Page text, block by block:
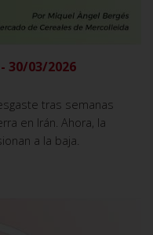
30/03/2026
tras semanas
en Irán. Ahora, la
a la baja.